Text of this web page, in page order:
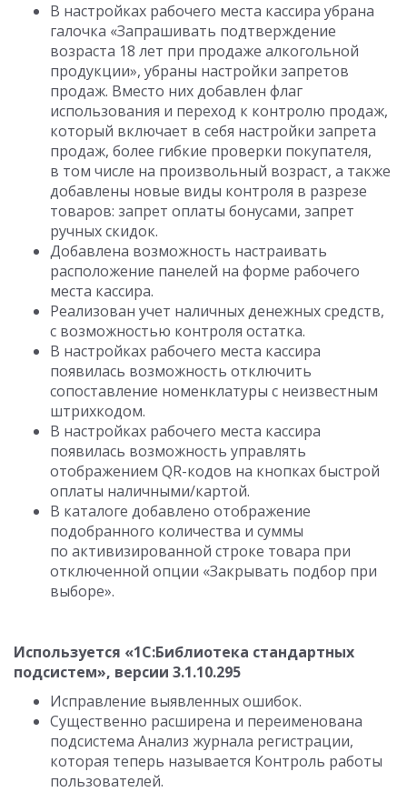
В настройках рабочего места кассира убрана
галочка «Запрашивать подтверждение
возраста 18 лет при продаже алкогольной
продукции», убраны настройки запретов
продаж. Вместо них добавлен флаг
использования и переход к контролю продаж,
который включает в себя настройки запрета
продаж, более гибкие проверки покупателя,
в том числе на произвольный возраст, а также
добавлены новые виды контроля в разрезе
товаров: запрет оплаты бонусами, запрет
ручных скидок.
Добавлена возможность настраивать
расположение панелей на форме рабочего
места кассира.
Реализован учет наличных денежных средств,
с возможностью контроля остатка.
В настройках рабочего места кассира
появилась возможность отключить
сопоставление номенклатуры с неизвестным
штрихкодом.
В настройках рабочего места кассира
появилась возможность управлять
отображением QR-кодов на кнопках быстрой
оплаты наличными/картой.
В каталоге добавлено отображение
подобранного количества и суммы
по активизированной строке товара при
отключенной опции «Закрывать подбор при
выборе».
Используется «1С:Библиотека стандартных
подсистем», версии 3.1.10.295
Исправление выявленных ошибок.
Существенно расширена и переименована
подсистема Анализ журнала регистрации,
которая теперь называется Контроль работы
пользователей.